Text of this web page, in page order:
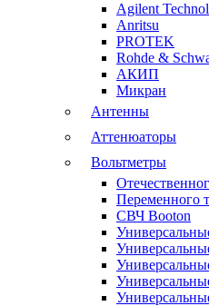
Agilent
Anritsu
PROTEK
Rohde &
АКИП
Микран
Антенны
Аттенюаторы
Вольтметры
Переменного
СВЧ Booton